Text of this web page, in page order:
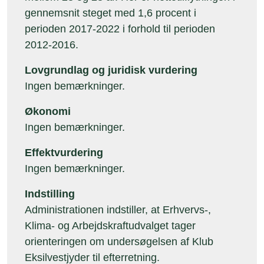
gennemsnit steget med 1,6 procent i
perioden 2017-2022 i forhold til perioden
2012-2016.
Lovgrundlag og juridisk vurdering
Ingen bemærkninger.
Økonomi
Ingen bemærkninger.
Effektvurdering
Ingen bemærkninger.
Indstilling
Administrationen indstiller, at Erhvervs-,
Klima- og Arbejdskraftudvalget tager
orienteringen om undersøgelsen af Klub
Eksilvestjyder til efterretning.